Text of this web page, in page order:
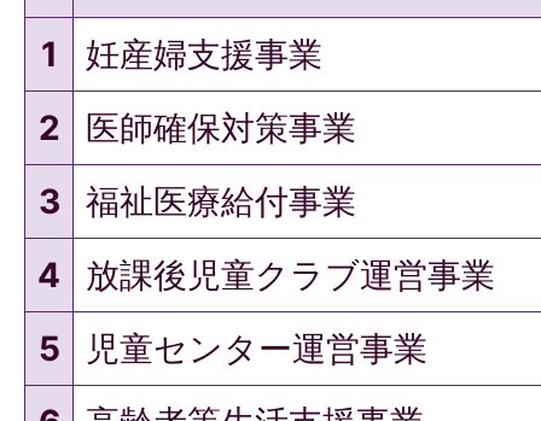
1
妊産婦支援事業
2
医師確保対策事業
3
福祉医療給付事業
4
放課後児童クラブ運営事業
5
児童センター運営事業